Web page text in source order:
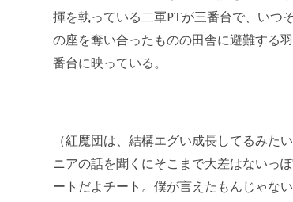
揮を執っている二軍PTが三番台で、いつ
の座を奪い合ったものの田舎に避難する
番台に映っている。
（紅魔団は、結構エグい成長してるみた
ニアの話を聞くにそこまで大差はないっ
ートだよチート。僕が言えたもんじゃない